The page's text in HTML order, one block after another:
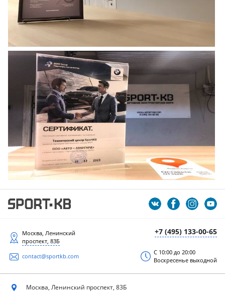
+7 (495) 133-00-65
Москва, Ленинский
проспект, 83Б
contact@sportkb.com
С 10:00 до 20:00
Воскресенье выходной
Москва, Ленинский проспект, 83Б